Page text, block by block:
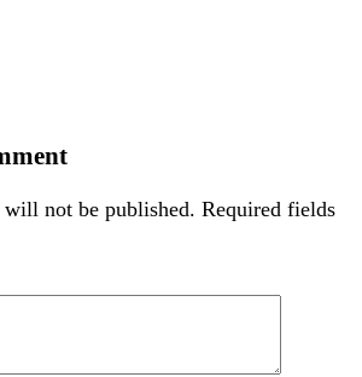
will not be published. Required fields